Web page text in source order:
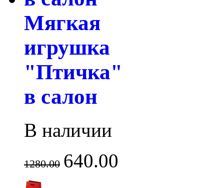
Мягкая
игрушка
"Птичка"
в салон
В наличии
1280.00 640.00